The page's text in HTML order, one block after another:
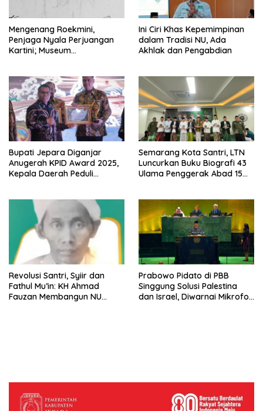
Mengenang Roekmini,
Penjaga Nyala Perjuangan
Kartini; Museum
Ini Ciri Khas Kepemimpinan
dalam Tradisi NU, Ada
Akhlak dan Pengabdian
Bupati Jepara Diganjar
Anugerah KPID Award 2025,
Kepala Daerah Peduli
Semarang Kota Santri, LTN
Luncurkan Buku Biografi 43
Ulama Penggerak Abad 15
Revolusi Santri, Syiir dan
Fathul Mu’in: KH Ahmad
Fauzan Membangun NU
Prabowo Pidato di PBB
Singgung Solusi Palestina
dan Israel, Diwarnai Mikrofon